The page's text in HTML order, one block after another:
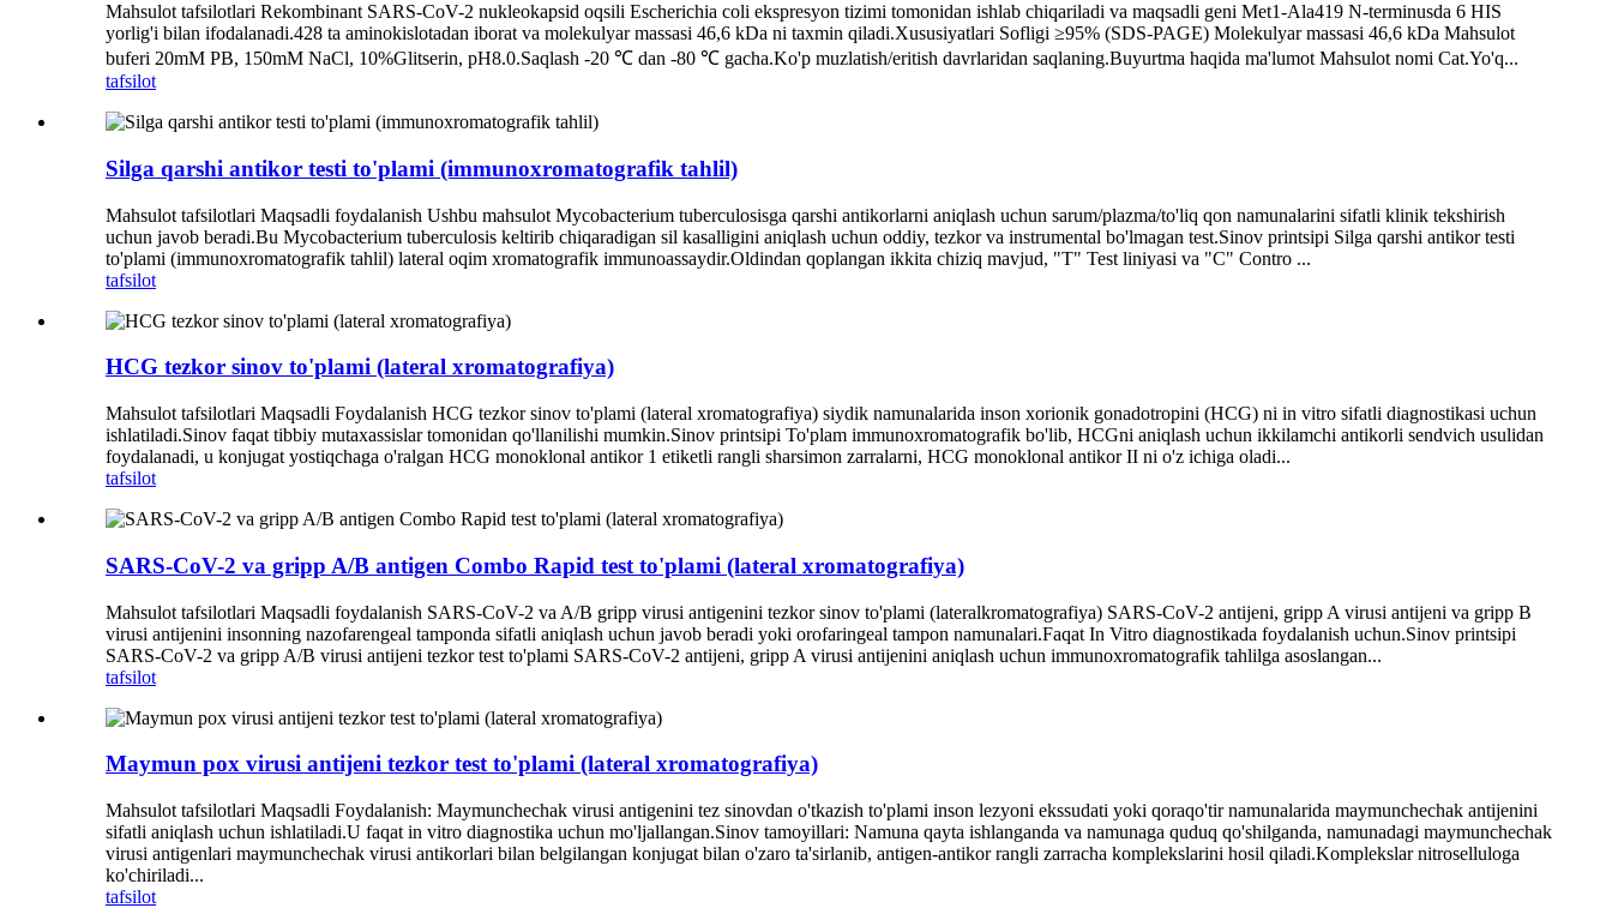
Mahsulot tafsilotlari Rekombinant SARS-CoV-2 nukleokapsid oqsili Escherichia coli ekspresyon tizimi tomonidan ishlab chiqariladi va maqsadli geni Met1-Ala419 N-terminusda 6 HIS
yorlig'i bilan ifodalanadi.428 ta aminokislotadan iborat va molekulyar massasi 46,6 kDa ni taxmin qiladi.Xususiyatlari Sofligi ≥95% (SDS-PAGE) Molekulyar massasi 46,6 kDa Mahsulot
buferi 20mM PB, 150mM NaCl, 10%Glitserin, pH8.0.Saqlash -20 ℃ dan -80 ℃ gacha.Ko'p muzlatish/eritish davrlaridan saqlaning.Buyurtma haqida ma'lumot Mahsulot nomi Cat.Yo'q...
tafsilot
Silga qarshi antikor testi to'plami (immunoxromatografik tahlil)
Mahsulot tafsilotlari Maqsadli foydalanish Ushbu mahsulot Mycobacterium tuberculosisga qarshi antikorlarni aniqlash uchun sarum/plazma/to'liq qon namunalarini sifatli klinik tekshirish
uchun javob beradi.Bu Mycobacterium tuberculosis keltirib chiqaradigan sil kasalligini aniqlash uchun oddiy, tezkor va instrumental bo'lmagan test.Sinov printsipi Silga qarshi antikor testi
to'plami (immunoxromatografik tahlil) lateral oqim xromatografik immunoassaydir.Oldindan qoplangan ikkita chiziq mavjud, "T" Test liniyasi va "C" Contro ...
tafsilot
HCG tezkor sinov to'plami (lateral xromatografiya)
Mahsulot tafsilotlari Maqsadli Foydalanish HCG tezkor sinov to'plami (lateral xromatografiya) siydik namunalarida inson xorionik gonadotropini (HCG) ni in vitro sifatli diagnostikasi uchun
ishlatiladi.Sinov faqat tibbiy mutaxassislar tomonidan qo'llanilishi mumkin.Sinov printsipi To'plam immunoxromatografik bo'lib, HCGni aniqlash uchun ikkilamchi antikorli sendvich usulidan
foydalanadi, u konjugat yostiqchaga o'ralgan HCG monoklonal antikor 1 etiketli rangli sharsimon zarralarni, HCG monoklonal antikor II ni o'z ichiga oladi...
tafsilot
SARS-CoV-2 va gripp A/B antigen Combo Rapid test to'plami (lateral xromatografiya)
Mahsulot tafsilotlari Maqsadli foydalanish SARS-CoV-2 va A/B gripp virusi antigenini tezkor sinov to'plami (lateralkromatografiya) SARS-CoV-2 antijeni, gripp A virusi antijeni va gripp B
virusi antijenini insonning nazofarengeal tamponda sifatli aniqlash uchun javob beradi yoki orofaringeal tampon namunalari.Faqat In Vitro diagnostikada foydalanish uchun.Sinov printsipi
SARS-CoV-2 va gripp A/B virusi antijeni tezkor test to'plami SARS-CoV-2 antijeni, gripp A virusi antijenini aniqlash uchun immunoxromatografik tahlilga asoslangan...
tafsilot
Maymun pox virusi antijeni tezkor test to'plami (lateral xromatografiya)
Mahsulot tafsilotlari Maqsadli Foydalanish: Maymunchechak virusi antigenini tez sinovdan o'tkazish to'plami inson lezyoni ekssudati yoki qoraqo'tir namunalarida maymunchechak antijenini
sifatli aniqlash uchun ishlatiladi.U faqat in vitro diagnostika uchun mo'ljallangan.Sinov tamoyillari: Namuna qayta ishlanganda va namunaga quduq qo'shilganda, namunadagi maymunchechak
virusi antigenlari maymunchechak virusi antikorlari bilan belgilangan konjugat bilan o'zaro ta'sirlanib, antigen-antikor rangli zarracha komplekslarini hosil qiladi.Komplekslar nitroselluloga
ko'chiriladi...
tafsilot